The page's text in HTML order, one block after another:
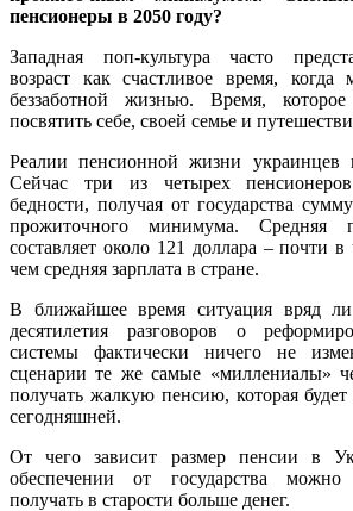
пенсионеры в 2050 году?
Западная поп-культура часто
возраст как счастливое время, когда
беззаботной жизнью. Время,
посвятить себе, своей семье и
Реалии пенсионной жизни украинцев
Сейчас три из четырех
бедности, получая от государства
прожиточного минимума. Средняя
составляет около 121 доллара – почти
чем средняя зарплата в стране.
В ближайшее время ситуация вряд
десятилетия разговоров о
системы фактически ничего не
сценарии те же самые «миллениалы»
получать жалкую пенсию, которая
сегодняшней.
От чего зависит размер пенсии в
обеспечении от государства можно
получать в старости больше денег.